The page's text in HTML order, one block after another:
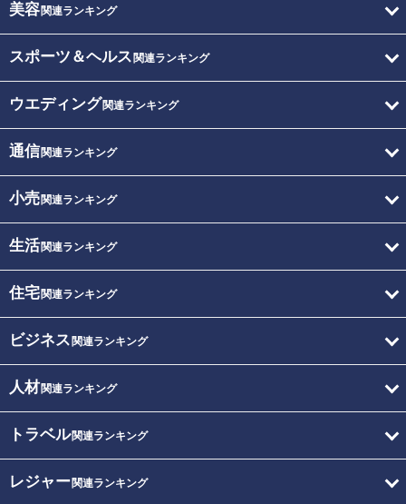
美容関連ランキング
スポーツ＆ヘルス 関連ランキング
ウエディング関連ランキング
通信関連ランキング
小売関連ランキング
生活関連ランキング
住宅関連ランキング
ビジネス 関連ランキング
人材関連ランキング
トラベル関連ランキング
レジャー関連ランキング